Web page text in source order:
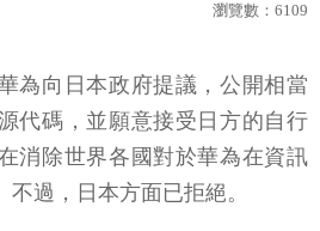
瀏覽數： 6109
為向日本政府提議，公開相當
代碼，並願意接受日方的自行
消除世界各國對於華為在資訊
過，日本方面已拒絕。